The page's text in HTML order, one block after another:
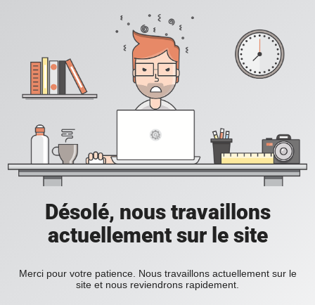
Désolé, nous travaillons
actuellement sur le site
Merci pour votre patience. Nous travaillons actuellement sur le
site et nous reviendrons rapidement.